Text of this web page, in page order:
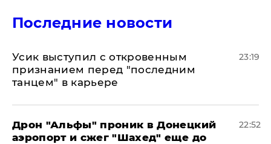
Последние новости
Усик выступил с откровенным
признанием перед "последним
танцем" в карьере
23:19
Дрон "Альфы" проник в Донецкий
аэропорт и сжег "Шахед" еще до
22:52